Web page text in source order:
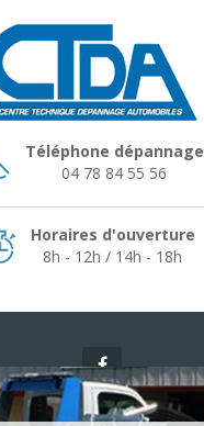
Téléphone dépannage
04 78 84 55 56
Horaires d'ouverture
8h - 12h / 14h - 18h